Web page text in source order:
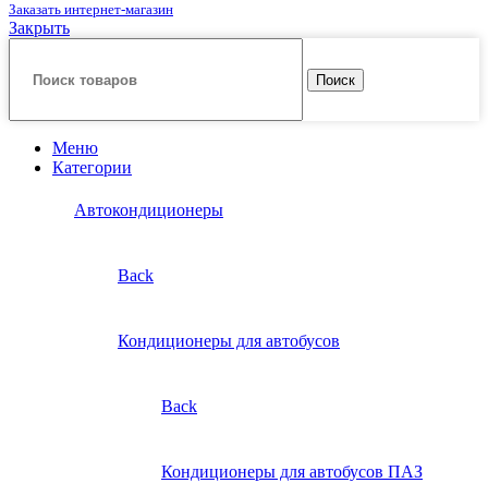
Заказать интернет-магазин
Закрыть
Поиск
Меню
Категории
Автокондиционеры
Back
Кондиционеры для автобусов
Back
Кондиционеры для автобусов ПАЗ